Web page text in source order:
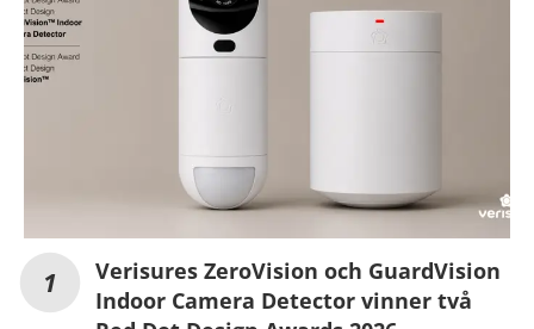
Verisures ZeroVision och GuardVision
Indoor Camera Detector vinner två